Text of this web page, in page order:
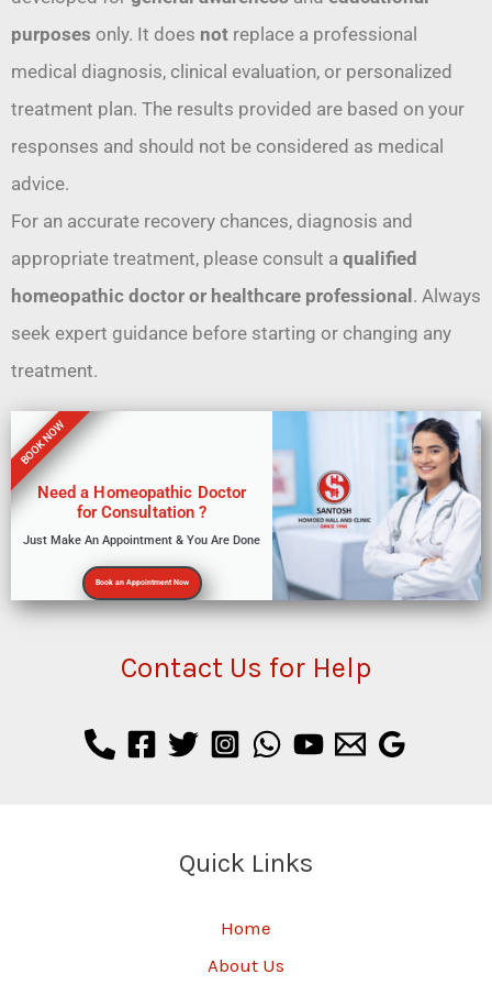
purposes only. It does not replace a professional
medical diagnosis, clinical evaluation, or personalized
treatment plan. The results provided are based on your
responses and should not be considered as medical
advice.
For an accurate recovery chances, diagnosis and
appropriate treatment, please consult a qualified
homeopathic doctor or healthcare professional. Always
seek expert guidance before starting or changing any
treatment.
Need a Homeopathic Doctor
for Consultation ?
Just Make An Appointment & You Are Done
Book an Appointment Now
BOOK NOW
Contact Us for Help
Quick Links
Home
About Us